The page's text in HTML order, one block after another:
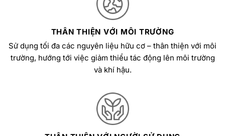
THÂN THIỆN VỚI MÔI TRƯỜNG
Sử dụng tối đa các nguyên liệu hữu cơ – thân thiện với môi
trường, hướng tới việc giảm thiểu tác động lên môi trường
và khí hậu.